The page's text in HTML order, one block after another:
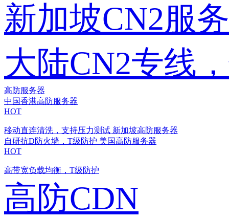
新加坡CN2服
大陆CN2专线
高防服务器
中国香港高防服务器
HOT
移动直连清洗，支持压力测试 新加坡高防服务器
自研抗D防火墙，T级防护 美国高防服务器
HOT
高带宽负载均衡，T级防护
高防CDN